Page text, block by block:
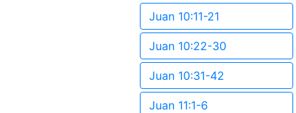
Juan 10:11-21
Juan 10:22-30
Juan 10:31-42
Juan 11:1-6